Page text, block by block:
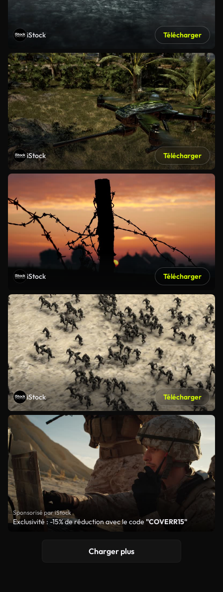
iStock Télécharger
iStock Télécharger
iStock Télécharger
iStock Télécharger
Sponsorisé par iStock
Exclusivité : -15% de réduction avec le code "COVERR15"
Charger plus